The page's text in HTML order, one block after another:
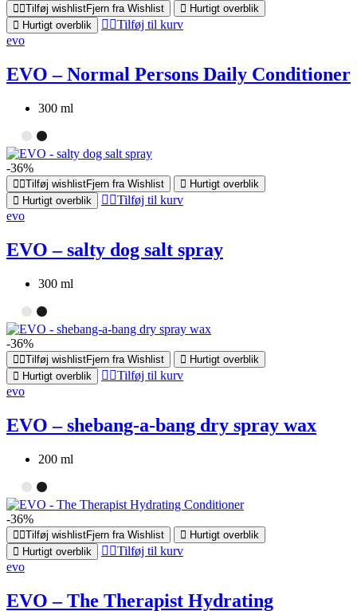
Tilføj wishlistFjern fra Wishlist
Hurtigt overblik
Hurtigt overblik
Tilføj til kurv
evo
EVO – Normal Persons Daily Conditioner
300 ml
-36%
Tilføj wishlistFjern fra Wishlist
Hurtigt overblik
Hurtigt overblik
Tilføj til kurv
evo
EVO – salty dog salt spray
300 ml
-36%
Tilføj wishlistFjern fra Wishlist
Hurtigt overblik
Hurtigt overblik
Tilføj til kurv
evo
EVO – shebang-a-bang dry spray wax
200 ml
-36%
Tilføj wishlistFjern fra Wishlist
Hurtigt overblik
Hurtigt overblik
Tilføj til kurv
evo
EVO – The Therapist Hydrating